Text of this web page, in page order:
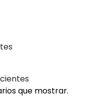
que mostrar.